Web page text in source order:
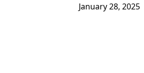
January 28, 2025